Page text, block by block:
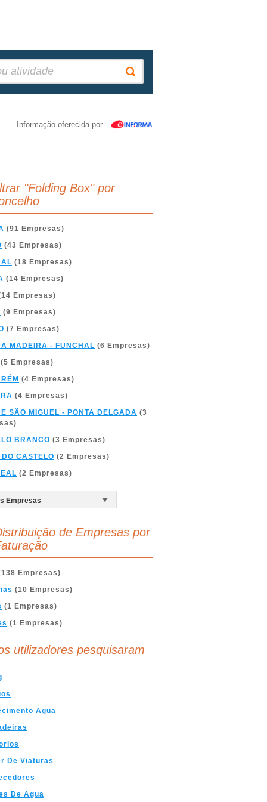
Informação oferecida por
"Folding Box" por
(91 Empresas)
(43 Empresas)
(18 Empresas)
(14 Empresas)
Empresas)
(9 Empresas)
(7 Empresas)
MADEIRA - FUNCHAL (6 Empresas)
(5 Empresas)
(4 Empresas)
(4 Empresas)
SÃO MIGUEL - PONTA DELGADA (3
BRANCO (3 Empresas)
CASTELO (2 Empresas)
(2 Empresas)
de Empresas por
Empresas)
(10 Empresas)
(1 Empresas)
(1 Empresas)
utilizadores pesquisaram
Agua
De Viaturas
De Agua